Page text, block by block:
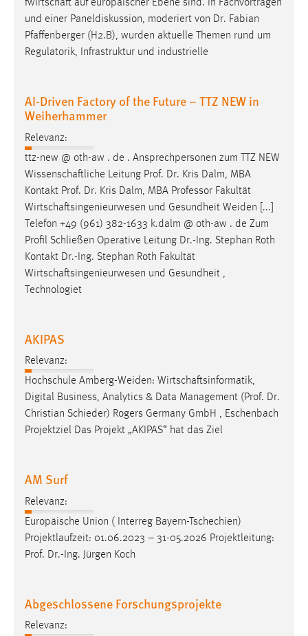
fwirtschaft auf europäischer Ebene sind. In Fachvorträgen
und einer Paneldiskussion, moderiert von Dr. Fabian
Pfaffenberger (H2.B), wurden aktuelle Themen rund um
Regulatorik, Infrastruktur und industrielle
AI-Driven Factory of the Future – TTZ NEW in
Weiherhammer
Relevanz:
ttz-new @ oth-aw . de . Ansprechpersonen zum TTZ NEW
Wissenschaftliche Leitung Prof. Dr. Kris Dalm, MBA
Kontakt Prof. Dr. Kris Dalm, MBA Professor Fakultät
Wirtschaftsingenieurwesen und Gesundheit Weiden [...]
Telefon +49 (961) 382-1633 k.dalm @ oth-aw . de Zum
Profil Schließen Operative Leitung Dr.-Ing. Stephan Roth
Kontakt Dr.-Ing. Stephan Roth Fakultät
Wirtschaftsingenieurwesen und Gesundheit ,
Technologiet
AKIPAS
Relevanz:
Hochschule Amberg-Weiden: Wirtschaftsinformatik,
Digital Business, Analytics & Data Management (Prof. Dr.
Christian Schieder) Rogers Germany GmbH , Eschenbach
Projektziel Das Projekt „AKIPAS“ hat das Ziel
AM Surf
Relevanz:
Europäische Union ( Interreg Bayern-Tschechien)
Projektlaufzeit: 01.06.2023 – 31-05.2026 Projektleitung:
Prof. Dr.-Ing. Jürgen Koch
Abgeschlossene Forschungsprojekte
Relevanz:
Conversion-Tracking
Cookie Laufzeit:
3 Monate
Facebook Pixel
Name:
_fbp
Anbieter:
Facebook
Zweck:
Conversion-Tracking
Cookie Laufzeit:
3 Monate
Um Inhalte von Videoplattformen und Social Media
externen Medien Cookies gesetzt.
YouTube